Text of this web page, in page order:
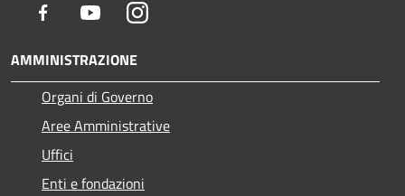
Facebook YoutubeInstagram
AMMINISTRAZIONE
Organi di Governo
Aree Amministrative
Uffici
Enti e fondazioni